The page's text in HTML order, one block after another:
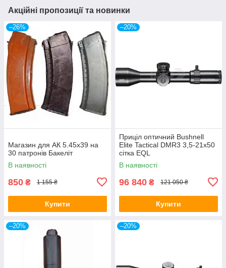
Акційні пропозиції та новинки
–26%
Магазин для АК 5.45х39 на
30 патронів Бакеліт
В наявності
850 ₴ 1 155 ₴
Купити
–20%
Приціл оптичний Bushnell
Elite Tactical DMR3 3,5-21x50
сітка EQL
В наявності
96 840 ₴ 121 050 ₴
Купити
–20% –20%